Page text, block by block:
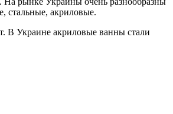
стальные, акриловые.
В Украине акриловые ванны стали